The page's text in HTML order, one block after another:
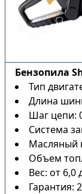
Бензопила
Тип
Длина
Шаг цепи:
Система
Масляный
Объем
Вес: от 6,0
Гарантия: